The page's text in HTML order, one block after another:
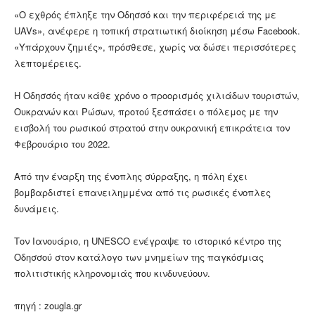
«Ο εχθρός έπληξε την Οδησσό και την περιφέρειά της με
UAVs», ανέφερε η τοπική στρατιωτική διοίκηση μέσω Facebook.
«Υπάρχουν ζημιές», πρόσθεσε, χωρίς να δώσει περισσότερες
λεπτομέρειες.
Η Οδησσός ήταν κάθε χρόνο ο προορισμός χιλιάδων τουριστών,
Ουκρανών και Ρώσων, προτού ξεσπάσει ο πόλεμος με την
εισβολή του ρωσικού στρατού στην ουκρανική επικράτεια τον
Φεβρουάριο του 2022.
Από την έναρξη της ένοπλης σύρραξης, η πόλη έχει
βομβαρδιστεί επανειλημμένα από τις ρωσικές ένοπλες
δυνάμεις.
Τον Ιανουάριο, η UNESCO ενέγραψε το ιστορικό κέντρο της
Οδησσού στον κατάλογο των μνημείων της παγκόσμιας
πολιτιστικής κληρονομιάς που κινδυνεύουν.
πηγή : zougla.gr